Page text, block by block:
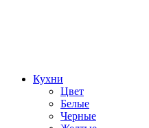
Кухни
Цвет
Белые
Черные